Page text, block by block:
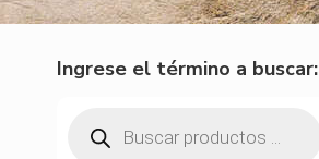
Ingrese el término a buscar:
productos